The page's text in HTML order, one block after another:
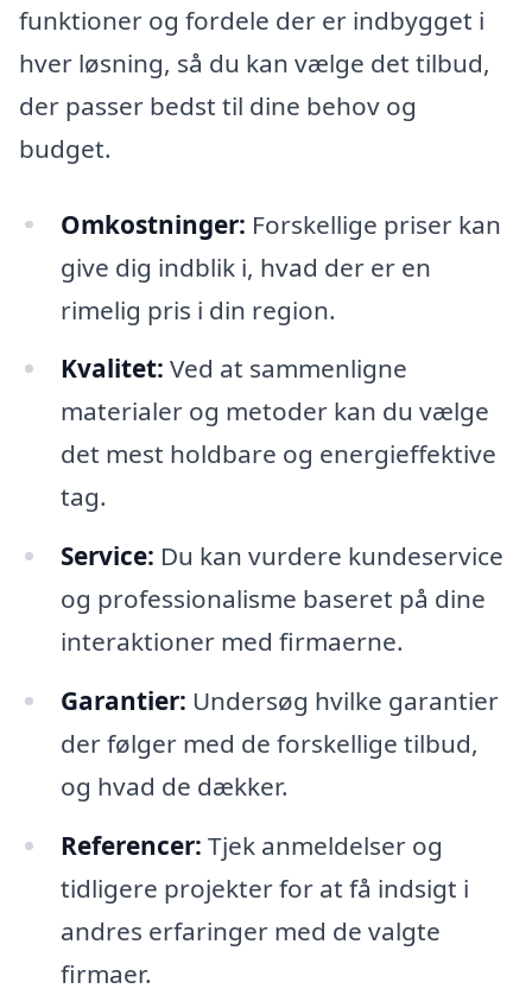
funktioner og fordele der er indbygget i
hver løsning, så du kan vælge det tilbud,
der passer bedst til dine behov og
budget.
Omkostninger: Forskellige priser kan
give dig indblik i, hvad der er en
rimelig pris i din region.
Kvalitet: Ved at sammenligne
materialer og metoder kan du vælge
det mest holdbare og energieffektive
tag.
Service: Du kan vurdere kundeservice
og professionalisme baseret på dine
interaktioner med firmaerne.
Garantier: Undersøg hvilke garantier
der følger med de forskellige tilbud,
og hvad de dækker.
Referencer: Tjek anmeldelser og
tidligere projekter for at få indsigt i
andres erfaringer med de valgte
firmaer.